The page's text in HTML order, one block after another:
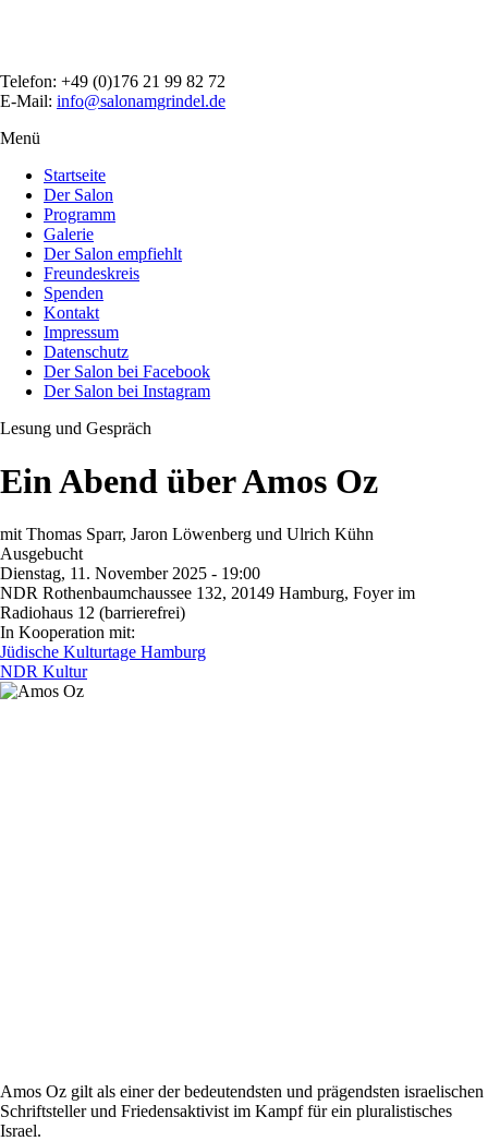
Telefon: +49 (0)176 21 99 82 72
E-Mail: info@salonamgrindel.de
Menü
Startseite
Der Salon
Programm
Galerie
Der Salon empfiehlt
Freundeskreis
Spenden
Kontakt
Impressum
Datenschutz
Der Salon bei Facebook
Der Salon bei Instagram
Lesung und Gespräch
Ein Abend über Amos Oz
mit Thomas Sparr, Jaron Löwenberg und Ulrich Kühn
Ausgebucht
Dienstag, 11. November 2025 - 19:00
NDR Rothenbaumchaussee 132, 20149 Hamburg, Foyer im
Radiohaus 12 (barrierefrei)
In Kooperation mit:
Jüdische Kulturtage Hamburg
NDR Kultur
Amos Oz gilt als einer der bedeutendsten und prägendsten israelischen
Schriftsteller und Friedensaktivist im Kampf für ein pluralistisches
Israel.